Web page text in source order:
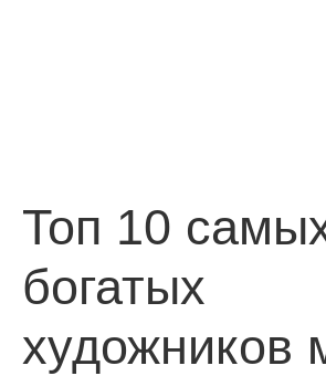
Топ 10
богатых
художников